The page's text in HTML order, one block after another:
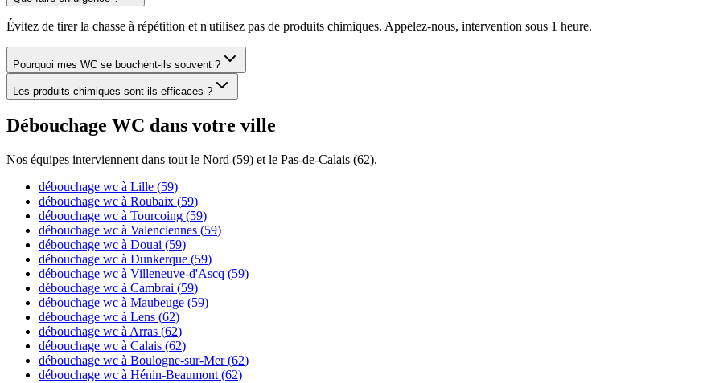
Évitez de tirer la chasse à répétition et n'utilisez pas de produits chimiques. Appelez-nous, intervention sous 1 heure.
Pourquoi mes WC se bouchent-ils souvent ?
Les produits chimiques sont-ils efficaces ?
Débouchage WC dans votre ville
Nos équipes interviennent dans tout le Nord (59) et le Pas-de-Calais (62).
débouchage wc à Lille (59)
débouchage wc à Roubaix (59)
débouchage wc à Tourcoing (59)
débouchage wc à Valenciennes (59)
débouchage wc à Douai (59)
débouchage wc à Dunkerque (59)
débouchage wc à Villeneuve-d'Ascq (59)
débouchage wc à Cambrai (59)
débouchage wc à Maubeuge (59)
débouchage wc à Lens (62)
débouchage wc à Arras (62)
débouchage wc à Calais (62)
débouchage wc à Boulogne-sur-Mer(62)
débouchage wc à Hénin-Beaumont (62)